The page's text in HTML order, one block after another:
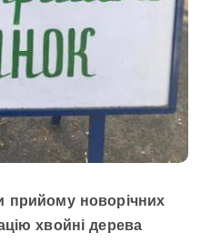
прийому новорічних
хвойні дерева